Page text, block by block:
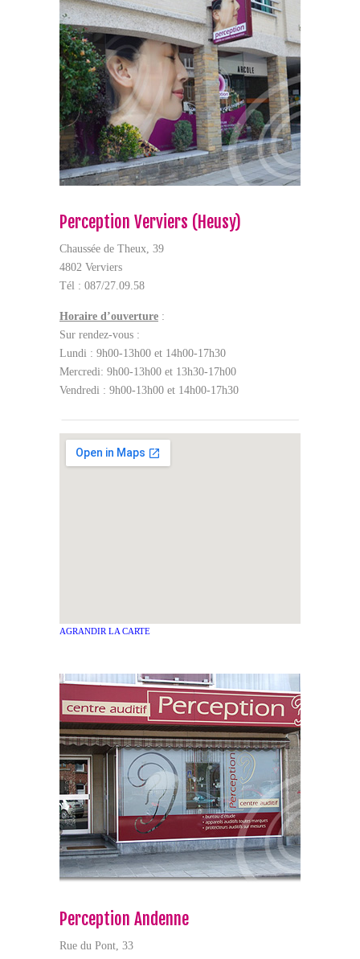
Perception Verviers (Heusy)
Chaussée de Theux, 39
4802 Verviers
Tél : 087/27.09.58
Horaire d’ouverture :
Sur rendez-vous :
Lundi : 9h00-13h00 et 14h00-17h30
Mercredi: 9h00-13h00 et 13h30-17h00
Vendredi : 9h00-13h00 et 14h00-17h30
AGRANDIR LA CARTE
Perception Andenne
Rue du Pont, 33